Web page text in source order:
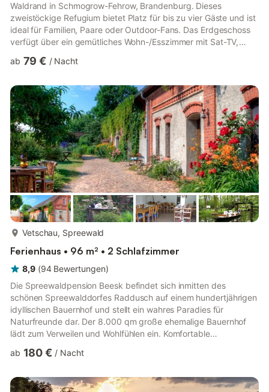
Waldrand in Schmogrow-Fehrow, Brandenburg. Dieses
zweistöckige Refugium bietet Platz für bis zu vier Gäste und ist
ideal für Familien, Paare oder Outdoor-Fans. Das Erdgeschoss
verfügt über ein gemütliches Wohn-/Esszimmer mit Sat-TV,
mit Cerankochfeld, Kaffeemaschine, Mikrowelle, Toaster,
Badezimmer mit Dusche, Waschbecken und WC rundet die
Ausstattung ab. Im Obergeschoss befinden sich ein
Schlafzimmer mit Etagenbett und e...
ab 79 € / Nacht
Vetschau, Spreewald
Ferienhaus • 96 m² • 2 Schlafzimmer
8,9 (94 Bewertungen)
Die Spreewaldpension Beesk befindet sich inmitten des
schönen Spreewalddorfes Raddusch auf einem hundertjährigen
idyllischen Bauernhof und stellt ein wahres Paradies für
Naturfreunde dar. Der 8.000 qm große ehemalige Bauernhof
lädt zum Verweilen und Wohlfühlen ein. Komfortable
und Paddelbootverleih, Tischtennis u.s.w. sorgen für Ihr
Gurkenradweg, nur 80 m vom Naturhafen Raddusch entfernt.
ab 180 € / Nacht